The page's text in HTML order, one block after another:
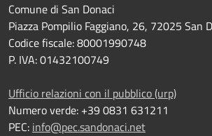
Comune di San Donaci
Piazza Pompilio Faggiano, 26, 72025 San
Codice fiscale: 80001990748
P. IVA: 01432100749
Ufficio relazioni con il pubblico (urp)
Numero verde: +39 0831 631211
PEC: info@pec.sandonaci.net